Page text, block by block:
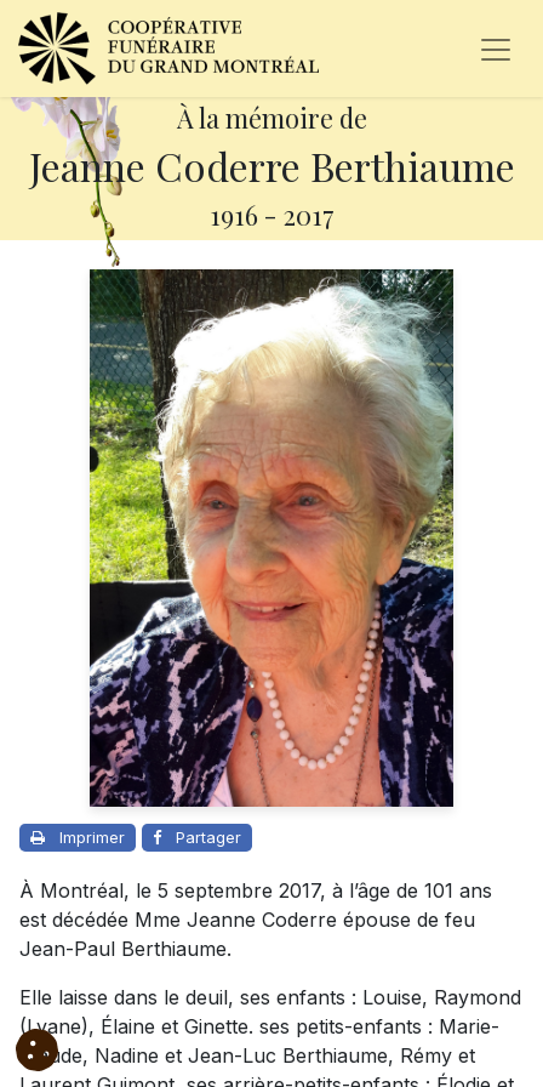
À la mémoire de
Jeanne Coderre Berthiaume
1916 - 2017
Imprimer Partager
À Montréal, le 5 septembre 2017, à l’âge de 101 ans
est décédée Mme Jeanne Coderre épouse de feu
Jean-Paul Berthiaume.
Elle laisse dans le deuil, ses enfants : Louise, Raymond
(Lyane), Élaine et Ginette. ses petits-enfants : Marie-
Claude, Nadine et Jean-Luc Berthiaume, Rémy et